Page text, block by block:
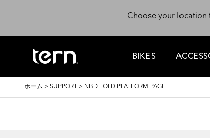
Choose your location
BIKES
パ
ホーム > SUPPORT > NBD - OLD PLATFORM PAGE